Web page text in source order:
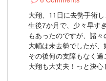
大翔、11日に去勢手術し
生後7か月で、少々早す
もあったのですが、諸々
大輔は未去勢でしたが、
その後何の支障もなく
大翔も大丈夫！っと決心